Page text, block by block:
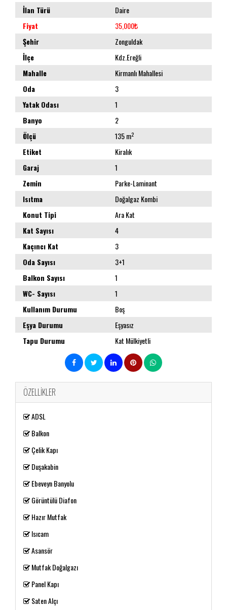
İlan Türü
Daire
Fiyat
35,000₺
Şehir
Zonguldak
İlçe
Kdz.Ereğli
Mahalle
Kirmanlı Mahallesi
Oda
3
Yatak Odası
1
Banyo
2
Ölçü
135 m2
Etiket
Kiralık
Garaj
1
Zemin
Parke-Laminant
Isıtma
Doğalgaz Kombi
Konut Tipi
Ara Kat
Kat Sayısı
4
Kaçıncı Kat
3
Oda Sayısı
3+1
Balkon Sayısı
1
WC- Sayısı
1
Kullanım Durumu
Boş
Eşya Durumu
Eşyasız
Tapu Durumu
Kat Mülkiyetli
ÖZELLIKLER
ADSL
Balkon
Çelik Kapı
Duşakabin
Ebeveyn Banyolu
Görüntülü Diafon
Hazır Mutfak
Isıcam
Asansör
Mutfak Doğalgazı
Panel Kapı
Saten Alçı